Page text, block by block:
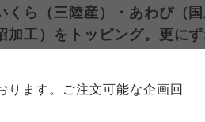
ります。ご注文可能な企画回
くら（三陸産）・あわび（
加工）をトッピング。更に
量
用規程）につい
運営しています。ご自身が加
ついては、利用約款の細則と
について
運営しています。お預かりし
づいて、コープ事業連合が適切
生協のボタンをクリックしてご
表記について
運営しています。販売責任者
タンをクリックしてご確認くだ